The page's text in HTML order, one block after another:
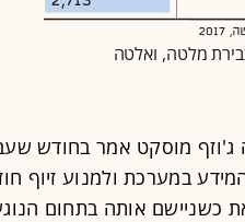
מלטה, ואלטה
מוסקט אמר בחודש שעבר
במערכת ולמנוע זיוף
כשניישם אותה בתחום